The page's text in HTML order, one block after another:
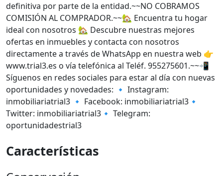
definitiva por parte de la entidad.~~NO COBRAMOS
COMISIÓN AL COMPRADOR.~~🏡 Encuentra tu hogar
ideal con nosotros 🏡 Descubre nuestras mejores
ofertas en inmuebles y contacta con nosotros
directamente a través de WhatsApp en nuestra web 👉
www.trial3.es o vía telefónica al Teléf. 955275601.~~📲
Síguenos en redes sociales para estar al día con nuevas
oportunidades y novedades: 🔹 Instagram:
inmobiliariatrial3 🔹 Facebook: inmobiliariatrial3🔹
Twitter: inmobiliariatrial3🔹 Telegram:
oportunidadestrial3
Características